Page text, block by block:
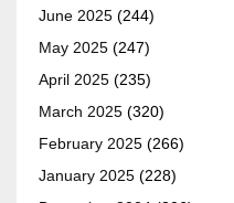
June 2025 (244)
May 2025 (247)
April 2025 (235)
March 2025 (320)
February 2025 (266)
January 2025 (228)